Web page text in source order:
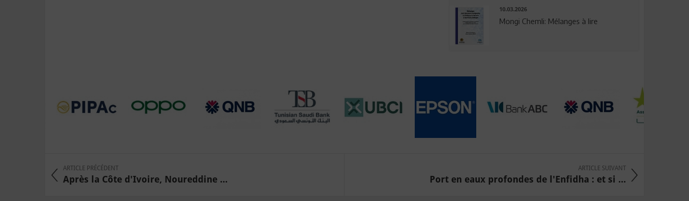
10.03.2026
Mongi Chemli: Mélanges à lire
ARTICLE PRÉCÉDENT
Après la Côte d'Ivoire, Noureddine ...
ARTICLE SUIVANT
Port en eaux profondes de l'Enfidha : et si ...